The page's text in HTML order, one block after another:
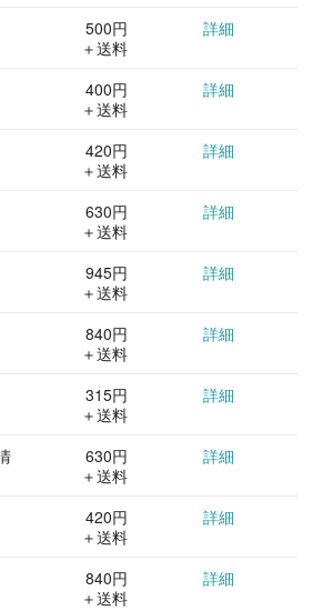
500円
＋送料
詳細
400円
＋送料
詳細
420円
＋送料
詳細
630円
＋送料
詳細
945円
＋送料
詳細
840円
＋送料
詳細
315円
＋送料
詳細
630円
＋送料
詳細
420円
＋送料
詳細
840円
＋送料
詳細